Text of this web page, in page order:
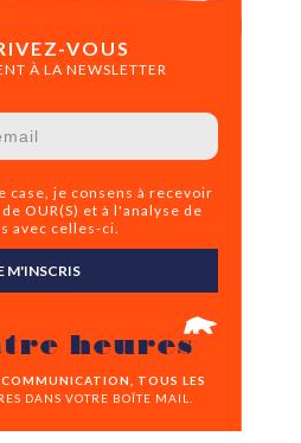
VOUS
À LA NEWSLETTER
case, je consens à recevoir
OUR(S) et à l'analyse de
avec celles-ci.
M'INSCRIS
heures
COMMUNICATION, TOUS LES
DANS VOTRE BOÎTE MAIL.